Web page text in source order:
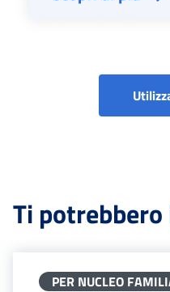
Ti
PER NUCLEO